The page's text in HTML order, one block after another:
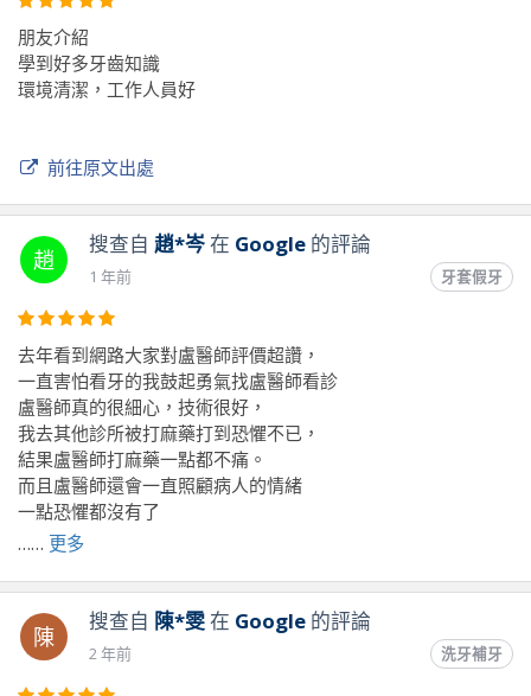
朋友介紹
學到好多牙齒知識
環境清潔，工作人員好
前往原文出處
趙
搜查自 趙*岑在 Google的評論
1 年前 牙套假牙
去年看到網路大家對盧醫師評價超讚，
一直害怕看牙的我鼓起勇氣找盧醫師看診
盧醫師真的很細心，技術很好，
我去其他診所被打麻藥打到恐懼不已，
結果盧醫師打麻藥一點都不痛。
而且盧醫師還會一直照顧病人的情緒
一點恐懼都沒有了
盧醫師幫我處理了其他診所沒處理好的牙齒
謝謝康橋有這麼好的醫生
前往原文出處
…… 更多
陳
搜查自 陳*雯在 Google的評論
2 年前 洗牙補牙